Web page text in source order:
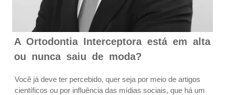
A Ortodontia Interceptora está em alta
ou nunca saiu de moda?
Você já deve ter percebido, quer seja por meio de artigos
científicos ou por influência das mídias sociais, que há um